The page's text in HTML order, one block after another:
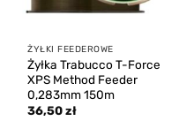
ŻYŁKI FEEDEROWE
Żyłka Trabucco T-Force
XPS Method Feeder
0,283mm 150m
36,50zł